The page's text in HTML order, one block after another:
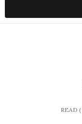
READ (